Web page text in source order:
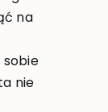
na
nie